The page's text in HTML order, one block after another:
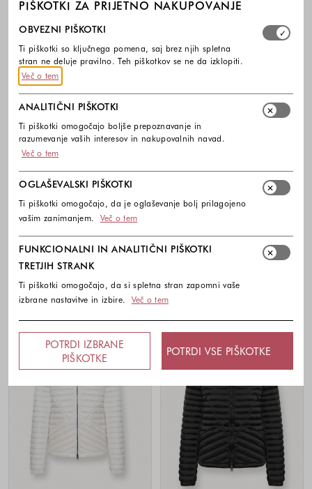
COLMAR
Prešita prehodna puhovka
299,99 €
Barve na voljo
Vodoodbojna prehodna prešita
299,99 €
Barve na voljo
PIŠKOTKI ZA PRIJETNO NAKUPOVANJE
Izberite, katere skupine piškotkov dovolite. Obvezni
OBVEZNI PIŠKOTKI
Ti piškotki so ključnega pomena, saj brez njih spletna
stran ne deluje pravilno. Teh piškotkov se ne da izklopiti.
Več o tem
ANALITIČNI PIŠKOTKI
Ti piškotki omogočajo boljše prepoznavanje in
razumevanje vaših interesov in nakupovalnih navad.
Več o tem
OGLAŠEVALSKI PIŠKOTKI
Ti piškotki omogočajo, da je oglaševanje bolj prilagojeno
vašim zanimanjem.
Več o tem
FUNKCIONALNI IN ANALITIČNI PIŠKOTKI
TRETJIH STRANK
Ti piškotki omogočajo, da si spletna stran zapomni vaše
izbrane nastavitve in izbire.
Več o tem
POTRDI IZBRANE
PIŠKOTKE
POTRDI VSE PIŠKOTKE